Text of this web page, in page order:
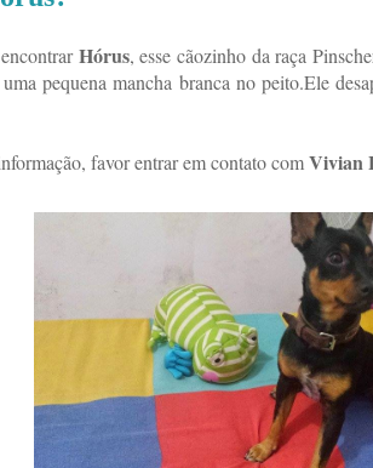
Hórus, esse cãozinho da raça
pequena mancha branca no peito.Ele
favor entrar em contato comVivian